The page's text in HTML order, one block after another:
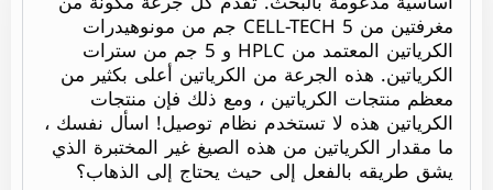
مغرفتين من CELL-TECH 5 جم من مونوهيدرات
الكرياتين المعتمد من HPLC و 5 جم من سترات
الكرياتين. هذه الجرعة من الكرياتين أعلى بكثير من
معظم منتجات الكرياتين ، ومع ذلك فإن منتجات
الكرياتين هذه لا تستخدم نظام توصيل! اسأل نفسك ،
ما مقدار الكرياتين من هذه الصيغ غير المختبرة الذي
يشق طريقه بالفعل إلى حيث يحتاج إلى الذهاب؟